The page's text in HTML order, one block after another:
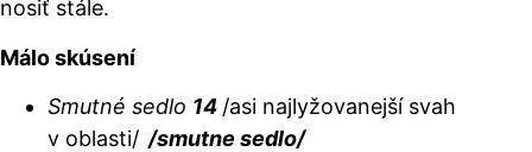
nosiť stále.
Málo skúsení
Smutné sedlo 14 /asi najlyžovanejší svah
v oblasti/ /smutne sedlo/